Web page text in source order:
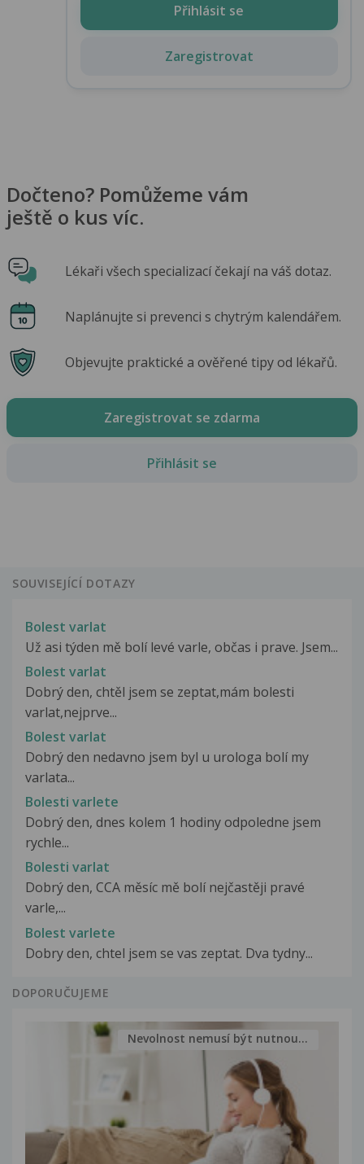
Přihlásit se
Zaregistrovat
Dočteno? Pomůžeme vám
ještě o kus víc.
Lékaři všech specializací čekají na váš dotaz.
Naplánujte si prevenci s chytrým kalendářem.
Objevujte praktické a ověřené tipy od lékařů.
Zaregistrovat se zdarma
Přihlásit se
SOUVISEJÍCÍ DOTAZY
Bolest varlat
Už asi týden mě bolí levé varle, občas i prave. Jsem...
Bolest varlat
Dobrý den, chtěl jsem se zeptat,mám bolesti
varlat,nejprve...
Bolest varlat
Dobrý den nedavno jsem byl u urologa bolí my
varlata...
Bolesti varlete
Dobrý den, dnes kolem 1 hodiny odpoledne jsem
rychle...
Bolesti varlat
Dobrý den, CCA měsíc mě bolí nejčastěji pravé
varle,...
Bolest varlete
Dobry den, chtel jsem se vas zeptat. Dva tydny...
DOPORUČUJEME
Nevolnost nemusí být nutnou...